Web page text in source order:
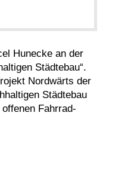
Hunecke an der
Städtebau“.
Nordwärts der
Städtebau
Fahrrad-